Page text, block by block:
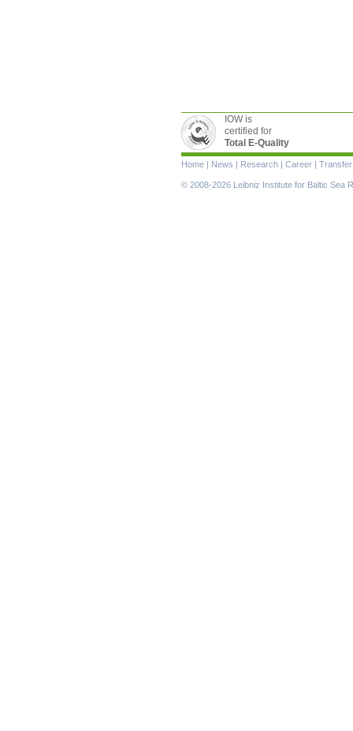
IOW is
certified for
Total E-Quality
Skip
navigation
Home | News | Research | Career | Transfer
© 2008-2026 Leibniz Institute for Baltic Sea